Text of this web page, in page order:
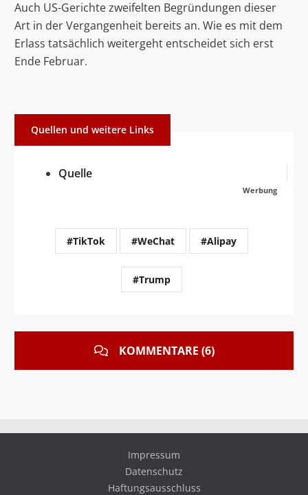
Auch US-Gerichte zweifelten Begründungen dieser
Art in der Vergangenheit bereits an. Wie es mit dem
Erlass tatsächlich weitergeht entscheidet sich erst
Ende Februar.
Quellen und weitere Links
Quelle
Werbung
#TikTok #WeChat #Alipay
#Trump
KOMMENTARE (6)
Impressum
Datenschutz
Haftungsausschluss